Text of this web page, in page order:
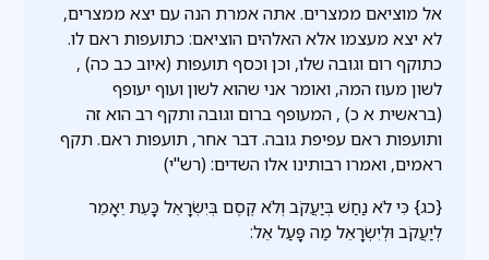
אל מוציאם ממצרים. אתה אמרת הנה עם יצא ממצרים,
לא יצא מעצמו אלא האלהים הוציאם: כתועפות ראם לו.
כתוקף רום וגובה שלו, וכן וכסף תועפות (איוב כב כה) ,
לשון מעוז המה, ואומר אני שהוא לשון ועוף יעופף
(בראשית א כ) , המעופף ברום וגובה ותקף רב הוא זה
ותועפות ראם עפיפת גובה. דבר אחר, תועפות ראם. תקף
ראמים, ואמרו רבותינו אלו השדים: (רש"י)
{כג} כִּי לֹא נַחַשׁ בְּיַעֲקֹב וְלֹא קֶסֶם בְּיִשְׂרָאֵל כָּעֵת יֵאָמֵר
לְיַעֲקֹב וּלְיִשְׂרָאֵל מַה פָּעַל אֵל: